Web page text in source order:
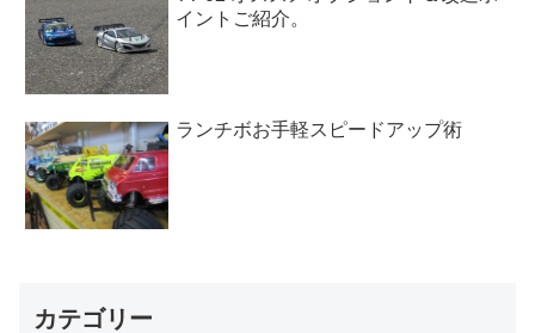
イントご紹介。
ランチボお手軽スピードアップ術
カテゴリー